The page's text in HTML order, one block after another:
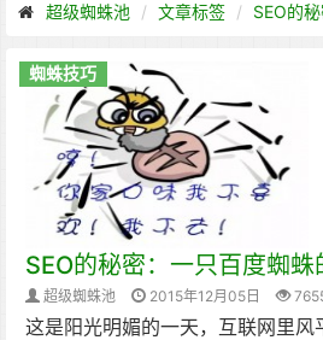
超级蜘蛛池 文章标签 SEO的
蜘蛛技巧
SEO的秘密：一只百度蜘蛛
超级蜘蛛池 2015年12月05日
这是阳光明媚的一天，互联网里风